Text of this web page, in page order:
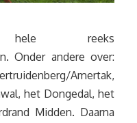
reeks
Onder andere over:
Amertak,
het Dongedal, het
Midden. Daarna